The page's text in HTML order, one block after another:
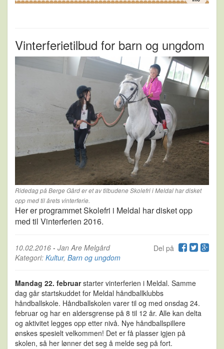
Vinterferietilbud for barn og ungdom
Ridedag på Berge Gård er et av tilbudene Skolefri i Meldal har disket
opp med til årets vinterferie.
Her er programmet Skolefri i Meldal har disket opp
med til Vinterferien 2016.
Del på
10.02.2016 - Jan Are Melgård
Kategori: Kultur, Barn og ungdom
Mandag 22. februarstarter vinterferien i Meldal. Samme
dag går startskuddet for Meldal håndballklubbs
håndballskole. Håndballskolen varer til og med onsdag 24.
februar og har en aldersgrense på 8 til 12 år. Alle kan delta
og aktivitet legges opp etter nivå. Nye håndballspillere
ønskes spesielt velkommen! Det er få plasser igjen på
skolen, så her lønner det seg å melde seg på fort.